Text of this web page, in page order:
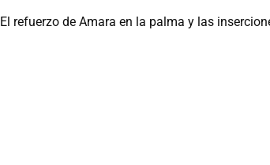
El refuerzo de Amara en la palma y las